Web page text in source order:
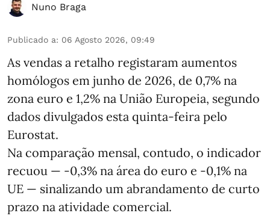
Nuno Braga
Publicado a: 06 Agosto 2026, 09:49
As vendas a retalho registaram aumentos
homólogos em junho de 2026, de 0,7% na
zona euro e 1,2% na União Europeia, segundo
dados divulgados esta quinta-feira pelo
Eurostat.
Na comparação mensal, contudo, o indicador
recuou — -0,3% na área do euro e -0,1% na
UE — sinalizando um abrandamento de curto
prazo na atividade comercial.